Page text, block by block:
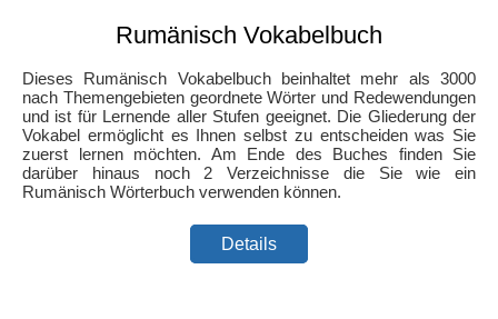
Rumänisch Vokabelbuch
Dieses Rumänisch Vokabelbuch beinhaltet mehr als 3000
nach Themengebieten geordnete Wörter und Redewendungen
und ist für Lernende aller Stufen geeignet. Die Gliederung der
Vokabel ermöglicht es Ihnen selbst zu entscheiden was Sie
zuerst lernen möchten. Am Ende des Buches finden Sie
darüber hinaus noch 2 Verzeichnisse die Sie wie ein
Rumänisch Wörterbuch verwenden können.
Details